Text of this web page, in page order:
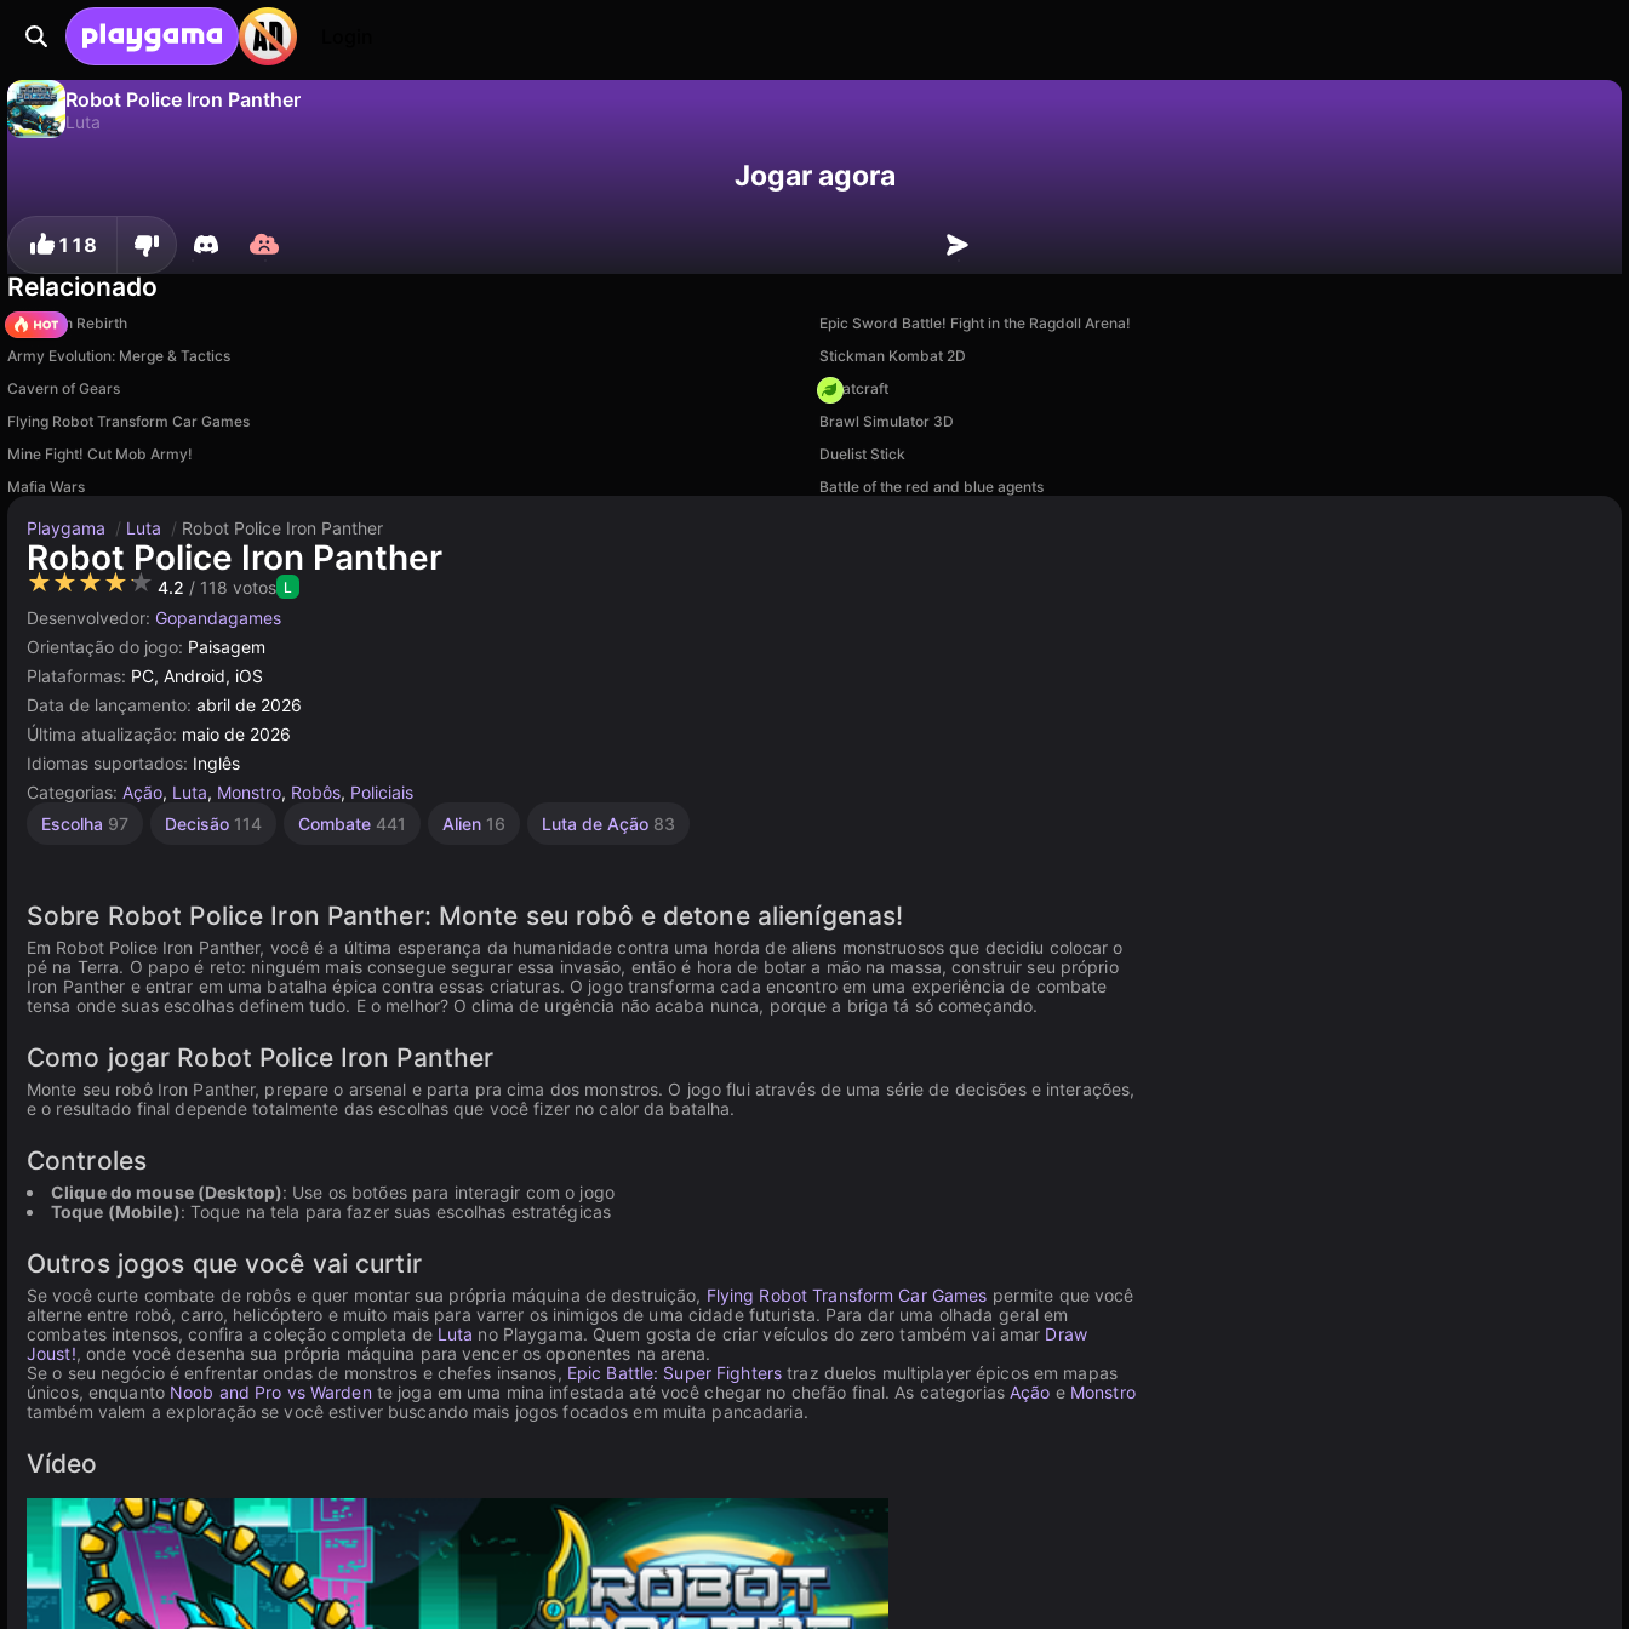
Robot Police Iron Panther
Luta
Jogar agora
118
Relacionado
Stickman Rebirth
Epic Sword Battle! Fight in the Ragdoll Arena!
Army Evolution: Merge & Tactics
Stickman Kombat 2D
Cavern of Gears
Whatcraft
Flying Robot Transform Car Games
Brawl Simulator 3D
Mine Fight! Cut Mob Army!
Duelist Stick
Mafia Wars
Battle of the red and blue agents
Playgama / Luta / Robot Police Iron Panther
Robot Police Iron Panther
★★★★★ 4.2 / 118 votos L
Desenvolvedor: Gopandagames
Orientação do jogo: Paisagem
Plataformas: PC, Android, iOS
Data de lançamento: abril de 2026
Última atualização: maio de 2026
Idiomas suportados: Inglês
Categorias: Ação, Luta, Monstro, Robôs, Policiais
Escolha 97 Decisão 114 Combate 441 Alien 16 Luta de Ação 83
Sobre Robot Police Iron Panther: Monte seu robô e detone alienígenas!
Em Robot Police Iron Panther, você é a última esperança da humanidade contra uma horda de aliens monstruosos que decidiu colocar o
pé na Terra. O papo é reto: ninguém mais consegue segurar essa invasão, então é hora de botar a mão na massa, construir seu próprio
Iron Panther e entrar em uma batalha épica contra essas criaturas. O jogo transforma cada encontro em uma experiência de combate
tensa onde suas escolhas definem tudo. E o melhor? O clima de urgência não acaba nunca, porque a briga tá só começando.
Como jogar Robot Police Iron Panther
Monte seu robô Iron Panther, prepare o arsenal e parta pra cima dos monstros. O jogo flui através de uma série de decisões e interações,
e o resultado final depende totalmente das escolhas que você fizer no calor da batalha.
Controles
Clique do mouse (Desktop): Use os botões para interagir com o jogo
Toque (Mobile): Toque na tela para fazer suas escolhas estratégicas
Outros jogos que você vai curtir
Se você curte combate de robôs e quer montar sua própria máquina de destruição, Flying Robot Transform Car Games permite que você
alterne entre robô, carro, helicóptero e muito mais para varrer os inimigos de uma cidade futurista. Para dar uma olhada geral em
combates intensos, confira a coleção completa de Luta no Playgama. Quem gosta de criar veículos do zero também vai amar Draw
Joust!, onde você desenha sua própria máquina para vencer os oponentes na arena.
Se o seu negócio é enfrentar ondas de monstros e chefes insanos, Epic Battle: Super Fighters traz duelos multiplayer épicos em mapas
únicos, enquanto Noob and Pro vs Warden te joga em uma mina infestada até você chegar no chefão final. As categoriasAção e Monstro
também valem a exploração se você estiver buscando mais jogos focados em muita pancadaria.
Vídeo